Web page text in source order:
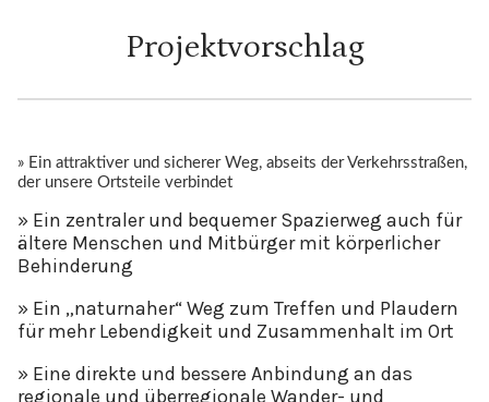
Projektvorschlag
» Ein attraktiver und sicherer Weg, abseits der Verkehrsstraßen,
der unsere Ortsteile verbindet
» Ein zentraler und bequemer Spazierweg auch für
ältere Menschen und Mitbürger mit körperlicher
Behinderung
» Ein „naturnaher“ Weg zum Treffen und Plaudern
für mehr Lebendigkeit und Zusammenhalt im Ort
» Eine direkte und bessere Anbindung an das
regionale und überregionale Wander- und